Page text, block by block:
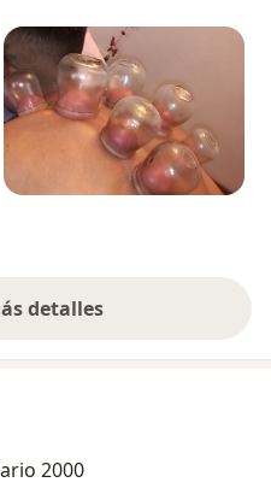
detalles
sobre la experiencia
2000